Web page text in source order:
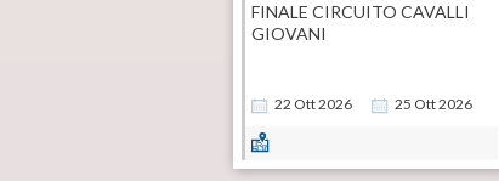
22 Ott2026 25 Ott2026
FINALE CIRCUITO CAVALLI
GIOVANI